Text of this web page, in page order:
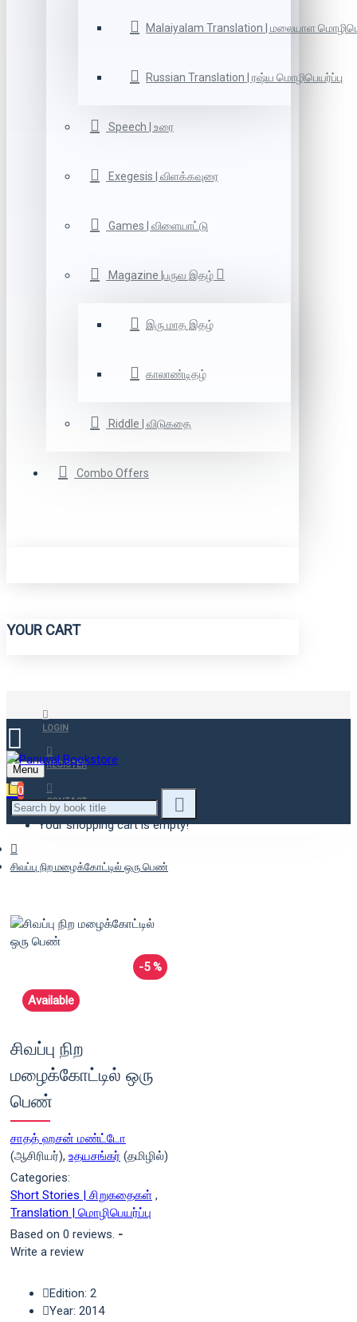
Malaiyalam Translation | மலையாள
Russian Translation | ரஷ்ய மொழிபெயர்ப்பு
Speech | உரை
Exegesis | விளக்கவுரை
Games | விளையாட்டு
Magazine |பருவ இதழ்
இரு மாத இதழ்
காலாண்டிதழ்
Riddle | விடுகதை
Combo Offers
YOUR CART
LOGIN
REGISTER
CONTACT
Menu
0
Your shopping cart is empty!
சிவப்பு நிற மழைக்கோட்டில் ஒரு பெண்
-5 %
Available
சிவப்பு நிற
மழைக்கோட்டில் ஒரு
பெண்
சாதத் ஹசன் மண்ட்டோ
(ஆசிரியர்), உதயசங்கர் (தமிழில்)
Categories:
Short Stories | சிறுகதைகள் ,
Translation | மொழிபெயர்ப்பு
Based on 0 reviews. -
Write a review
Edition: 2
Year: 2014